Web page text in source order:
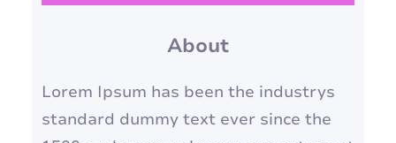
fortalecer, hidratar e manter
suas unhas impecáveis, dignas
s
a
About
Lorem Ipsum has been the industrys
standard dummy text ever since the